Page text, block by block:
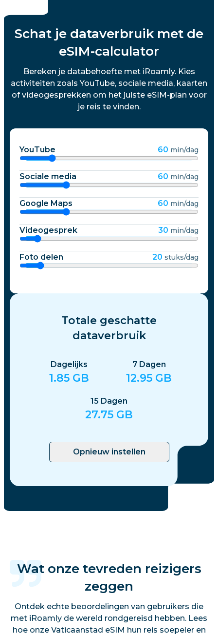
Schat je dataverbruik met de
eSIM-calculator
Bereken je databehoefte met iRoamly. Kies
activiteiten zoals YouTube, sociale media, kaarten
of videogesprekken om het juiste eSIM-plan voor
je reis te vinden.
YouTube 60 min/dag
Sociale media 60 min/dag
Google Maps 60 min/dag
Videogesprek 30 min/dag
Foto delen 20 stuks/dag
Totale geschatte
dataverbruik
Dagelijks
1.85 GB
7 Dagen
12.95 GB
15 Dagen
27.75 GB
Opnieuw instellen
Wat onze tevreden reizigers
zeggen
Ontdek echte beoordelingen van gebruikers die
met iRoamly de wereld rondgereisd hebben. Lees
hoe onze Vaticaanstad eSIM hun reis soepeler en